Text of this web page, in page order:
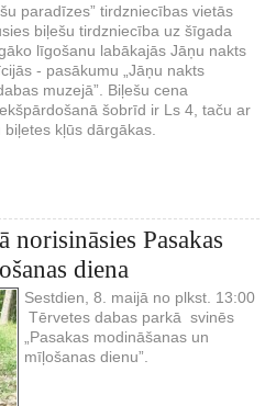
paradīzes” tirdzniecības vietās
biļešu tirdzniecība uz šīgada
līgošanu labākajās Jāņu nakts
- pasākumu „Jāņu nakts
muzejā”. Biļešu cena
šobrīd ir Ls 4, taču ar
biļetes kļūs dārgākas.
norisināsies Pasakas
diena
Sestdien, 8. maijā no plkst. 13:00
Tērvetes dabas parkā svinēs
„Pasakas modināšanas un
mīļošanas dienu”.